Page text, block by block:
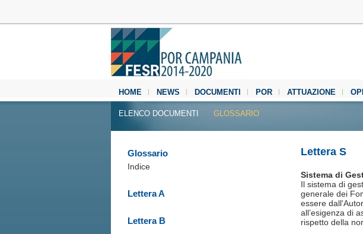
HOME NEWS DOCUMENTI POR ATTUAZIONE
MEDIA CENTER
ELENCO DOCUMENTI GLOSSARIO
Lettera S
Sistema di
Il sistema di
generale dei
essere
all’esigenza di
rispetto della
Glossario
Indice
Lettera A
Lettera B